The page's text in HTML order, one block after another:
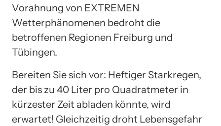
Vorahnung von EXTREMEN
Wetterphänomenen bedroht die
betroffenen Regionen Freiburg und
Tübingen.
Bereiten Sie sich vor: Heftiger Starkregen,
der bis zu 40 Liter pro Quadratmeter in
kürzester Zeit abladen könnte, wird
erwartet! Gleichzeitig droht Lebensgefahr